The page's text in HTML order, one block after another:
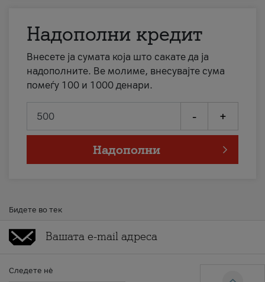
Надополни кредит
Внесете ја сумата која што сакате да ја
надополните. Ве молиме, внесувајте сума
помеѓу 100 и 1000 денари.
- +
Надополни
Бидете во тек
Следете нè